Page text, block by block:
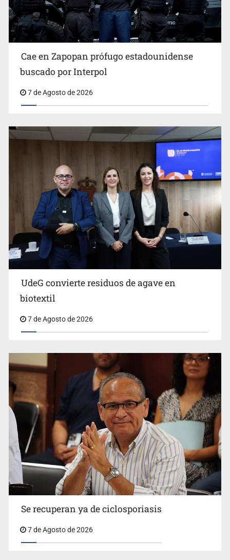
Al archivo la mitad de quejas contra el Siapa
Ya hay solicitud de audiencia de imputación en caso Eli
Cae en Zapopan prófugo estadounidense buscado por
Cae en Zapopan prófugo estadounidense
buscado por Interpol
7 de Agosto de 2026
UdeG convierte residuos de agave en
biotextil
7 de Agosto de 2026
Se recuperan ya de ciclosporiasis
7 de Agosto de 2026